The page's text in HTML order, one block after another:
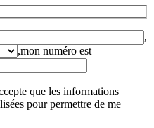
,
,mon numéro est
que les informations
pour permettre de me